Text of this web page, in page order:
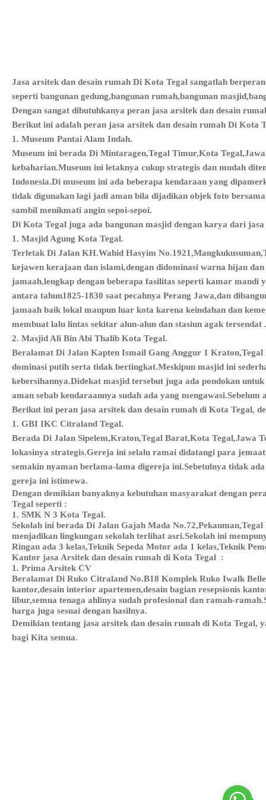
Jasa arsitek dan desain rumah Di Kota Tegal sangatlah
seperti bangunan gedung,bangunan rumah,bangunan
Dengan sangat dibutuhkanya peran jasa arsitek dan desain
Berikut ini adalah peran jasa arsitek dan desain rumah Di Kota
1. Museum Pantai Alam Indah.
Museum ini berada Di Mintaragen,Tegal Timur,Kota
kebaharian.Museum ini letaknya cukup strategis dan mudah
Indonesia.Di museum ini ada beberapa kendaraan yang
tidak digunakan lagi jadi aman bila dijadikan objek foto
sambil menikmati angin sepoi-sepoi.
Di Kota Tegal juga ada bangunan masjid dengan karya dari
1. Masjid Agung Kota Tegal.
Terletak Di Jalan KH.Wahid Hasyim
kejawen kerajaan dan islami,dengan didominasi warna hijau
jamaah,lengkap dengan beberapa fasilitas seperti kamar
antara tahun1825-1830 saat pecahnya Perang Jawa,dan
jamaah baik lokal maupun luar kota karena keindahan dan
membuat lalu lintas sekitar alun-alun dan stasiun agak tersendat .
2. Masjid Ali Bin Abi Thalib Kota Tegal.
Beralamat Di Jalan Kapten Ismail Gang Anggur 1
dominasi putih serta tidak bertingkat.Meskipun masjid ini
kebersihannya.Didekat masjid tersebut juga ada pondokan
aman sebab kendaraannya sudah ada yang
Berikut ini peran jasa arsitek dan desain rumah di Kota Tegal,
1. GBI IKC Citraland Tegal.
Berada Di Jalan Sipelem,Kraton,Tegal Barat,Kota Tegal,Jawa
lokasinya strategis.Gereja ini selalu ramai didatangi para
semakin nyaman berlama-lama digereja ini.Sebetulnya tidak
gereja ini istimewa.
Dengan demikian banyaknya kebutuhan masyarakat dengan
Tegal seperti :
1. SMK N 3 Kota Tegal.
Sekolah ini berada Di Jalan Gajah Mada
menjadikan lingkungan sekolah terlihat asri.Sekolah ini
Ringan ada 3 kelas,Teknik Sepeda Motor ada 1 kelas,Teknik
Kantor jasa Arsitek dan desain rumah di Kota Tegal :
1. Prima Arsitek CV
Beralamat Di Ruko Citraland No.B18 Komplek Ruko Iwalk
kantor,desain interior apartemen,desain bagian resepsionis
libur,semua tenaga ahlinya sudah profesional dan ramah-
harga juga sesuai dengan hasilnya.
Demikian tentang jasa arsitek dan desain rumah di Kota Tegal,
bagi Kita semua.